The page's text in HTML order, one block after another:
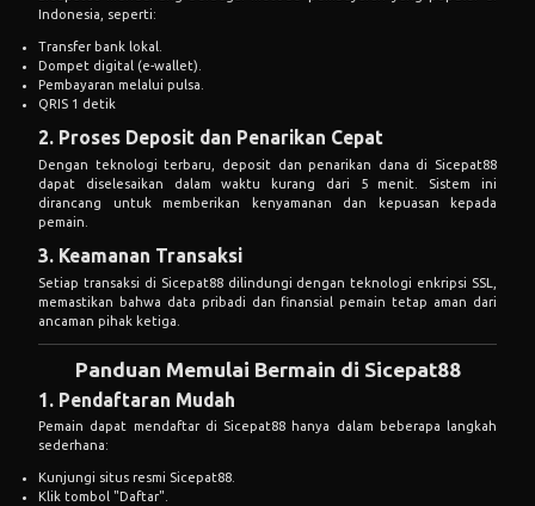
Indonesia, seperti:
Transfer bank lokal.
Dompet digital (e-wallet).
Pembayaran melalui pulsa.
QRIS 1 detik
2. Proses Deposit dan Penarikan Cepat
Dengan teknologi terbaru, deposit dan penarikan dana di Sicepat88
dapat diselesaikan dalam waktu kurang dari 5 menit. Sistem ini
dirancang untuk memberikan kenyamanan dan kepuasan kepada
pemain.
3. Keamanan Transaksi
Setiap transaksi di Sicepat88 dilindungi dengan teknologi enkripsi SSL,
memastikan bahwa data pribadi dan finansial pemain tetap aman dari
ancaman pihak ketiga.
Panduan Memulai Bermain di Sicepat88
1. Pendaftaran Mudah
Pemain dapat mendaftar di Sicepat88 hanya dalam beberapa langkah
sederhana:
Kunjungi situs resmi Sicepat88.
Klik tombol "Daftar".